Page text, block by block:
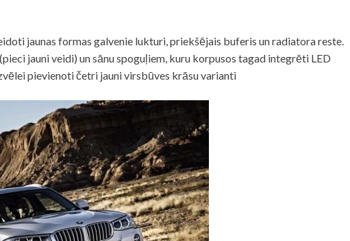
jaunas formas galvenie lukturi, priekšējais buferis un radiatora reste.
jauni veidi) un sānu spoguļiem, kuru korpusos tagad integrēti LED
pievienoti četri jauni virsbūves krāsu varianti